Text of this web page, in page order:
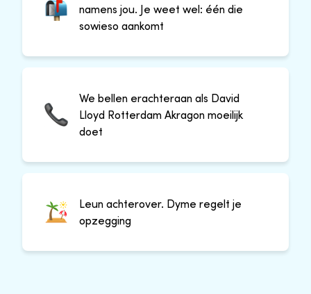
namens jou. Je weet wel: één die
sowieso aankomt
We bellen erachteraan als David
Lloyd Rotterdam Akragon moeilijk
doet
Leun achterover. Dyme regelt je
opzegging